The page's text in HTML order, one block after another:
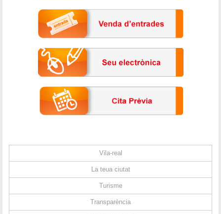
Vila-real
La teua ciutat
Turisme
Transparència